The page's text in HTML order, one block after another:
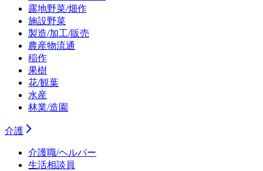
露地野菜/畑作
施設野菜
製造/加工/販売
農産物流通
稲作
果樹
花/観葉
水産
林業/造園
介護
介護職/ヘルパー
生活相談員